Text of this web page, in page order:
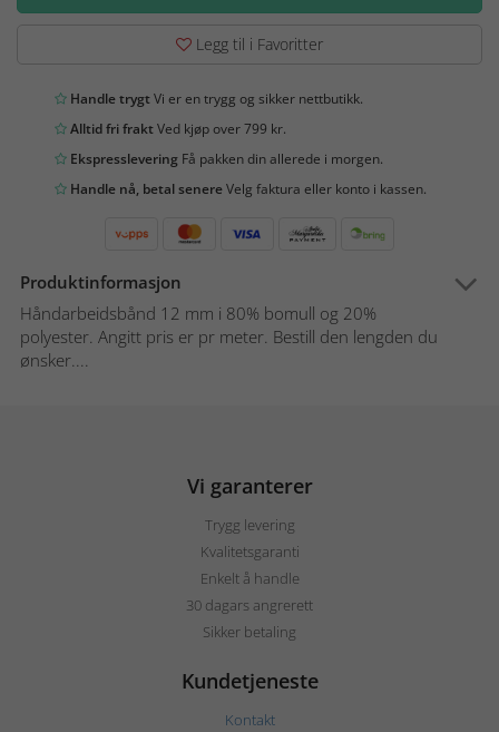
Legg til i Favoritter
Handle trygtVi er en trygg og sikker nettbutikk.
Alltid fri fraktVed kjøp over 799 kr.
Ekspresslevering Få pakken din allerede i morgen.
Handle nå, betal senereVelg faktura eller konto i kassen.
Produktinformasjon
Håndarbeidsbånd 12 mm i 80% bomull og 20%
polyester. Angitt pris er pr meter. Bestill den lengden du
ønsker....
Vi garanterer
Trygg levering
Kvalitetsgaranti
Enkelt å handle
30 dagars angrerett
Sikker betaling
Kundetjeneste
Kontakt